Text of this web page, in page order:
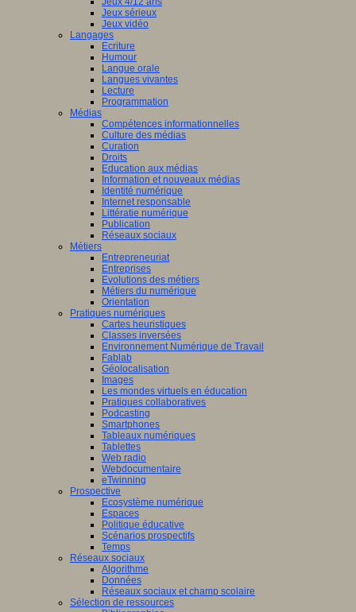
Jeux sérieux
Jeux vidéo
Langages
Ecriture
Humour
Langue orale
Langues vivantes
Lecture
Programmation
Médias
Compétences informationnelles
Culture des médias
Curation
Droits
Education aux médias
Information et nouveaux médias
Identité numérique
Internet responsable
Littératie numérique
Publication
Réseaux sociaux
Métiers
Entrepreneuriat
Entreprises
Evolutions des métiers
Métiers du numérique
Orientation
Pratiques numériques
Cartes heuristiques
Classes inversées
Environnement Numérique de Travail
Fablab
Géolocalisation
Images
Les mondes virtuels en éducation
Pratiques collaboratives
Podcasting
Smartphones
Tableaux numériques
Tablettes
Web radio
Webdocumentaire
eTwinning
Prospective
Ecosystème numérique
Espaces
Politique éducative
Scénarios prospectifs
Temps
Réseaux sociaux
Algorithme
Données
Réseaux sociaux et champ scolaire
Sélection de ressources